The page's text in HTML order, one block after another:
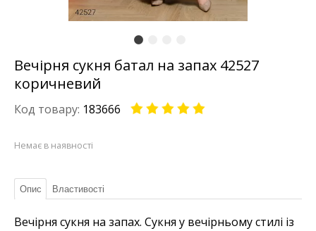
Вечірня сукня батал на запах 42527
коричневий
Код товару: 183666
Немає в наявності
Опис Властивості
Вечірня сукня на запах. Сукня у вечірньому стилі із